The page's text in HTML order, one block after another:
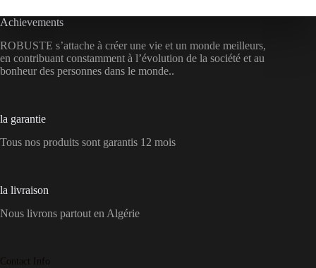
Achievements
ROBUSTE s’attache à créer une vie et un monde meilleurs,
en contribuant constamment à l’évolution de la société et au
bonheur des personnes dans le monde..
la garantie
Tous nos produits sont garantis 12 mois
la livraison
Nous livrons partout en Algérie
Contact Info